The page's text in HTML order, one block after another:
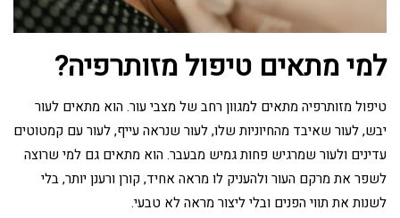
למי מתאים טיפול מזותרפיה?
טיפול מזותרפיה מתאים למגוון רחב של מצבי עור. הוא מתאים לעור
יבש, לעור שאיבד מהחיוניות שלו, לעור שנראה עייף, לעור עם קמטוטים
עדינים ולעור שמרגיש פחות גמיש מבעבר. הוא מתאים גם למי שרוצה
לשפר את מרקם העור ולהעניק לו מראה אחיד, קורן ורענן יותר, בלי
לשנות את תווי הפנים ובלי ליצור מראה לא טבעי.